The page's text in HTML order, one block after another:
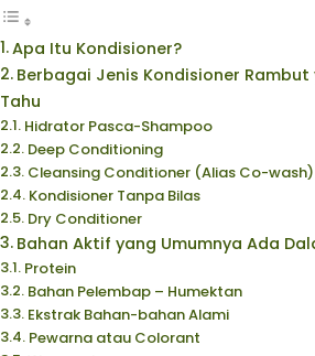
Apa Itu Kondisioner?
Berbagai Jenis Kondisioner Rambut
Tahu
Hidrator Pasca-Shampoo
Deep Conditioning
Cleansing Conditioner (Alias Co-wash)
Kondisioner Tanpa Bilas
Dry Conditioner
Bahan Aktif yang Umumnya Ada
Protein
Bahan Pelembap – Humektan
Ekstrak Bahan-bahan Alami
Pewarna atau Colorant